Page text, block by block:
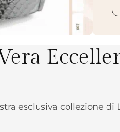
esclusiva collezione